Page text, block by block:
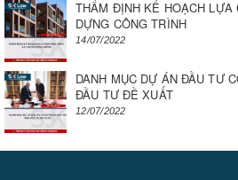
THẨM ĐỊNH KẾ HOẠCH LỰA
DỰNG CÔNG TRÌNH
14/07/2022
DANH MỤC DỰ ÁN ĐẦU TƯ
ĐẦU TƯ ĐỀ XUẤT
12/07/2022